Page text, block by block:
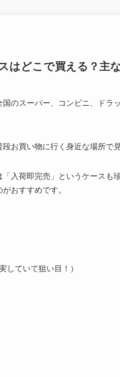
はどこで買える？主
のスーパー、コンビニ、ドラ
お買い物に行く身近な場所で
入荷即完売」というケースも
おすすめです。
していて狙い目！）